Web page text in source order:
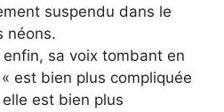
suspendu dans le
néons.
sa voix tombant en
est bien plus compliquée
est bien plus